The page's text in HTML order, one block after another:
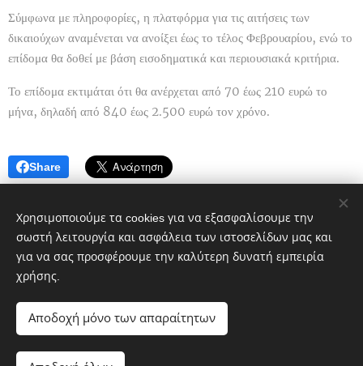
Σύμφωνα με πληροφορίες, η πλατφόρμα για τις αιτήσεις των
δικαιούχων αναμένεται να ανοίξει έως το τέλος Φεβρουαρίου, ενώ το
επίδομα θα δοθεί με βάση εισοδηματικά και περιουσιακά κριτήρια.
Το επίδομα εκτιμάται ότι θα ανέρχεται από 70 έως 210 ευρώ το
μήνα, δηλαδή από 840 έως 2.500 ευρώ τον χρόνο.
Share
google.com, pub-1496968882359615, DIRECT,
Χρησιμοποιούμε τα cookies για να εξασφαλίσουμε την
σωστή λειτουργία και ασφάλεια των ιστοσελίδων μας και
για να σας προσφέρουμε την καλύτερη δυνατή εμπειρία
χρήσης.
Αποδοχή μόνο των απαραίτητων